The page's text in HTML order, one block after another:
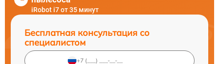
iRobot i7 от 35 минут
Бесплатная консультация со
специалистом